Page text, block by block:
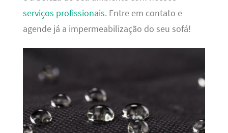
serviços profissionais. Entre em contato e
agende já a impermeabilização do seu sofá!